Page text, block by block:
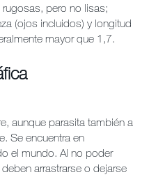
pero no lisas;
(ojos incluidos) y longitud
mayor que 1,7.
aunque parasita también a
Se encuentra en
el mundo. Al no poder
arrastrarse o dejarse